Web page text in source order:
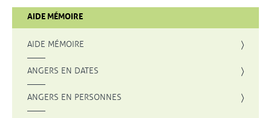
AIDE MÉMOIRE
AIDE MÉMOIRE
ANGERS EN DATES
ANGERS EN PERSONNES